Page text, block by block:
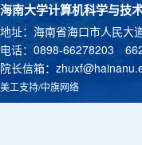
海南大学计算机科学与技
地址：海南省海口市人民大
电话：0898-66278203
院长信箱：
美工支持/中旗网络